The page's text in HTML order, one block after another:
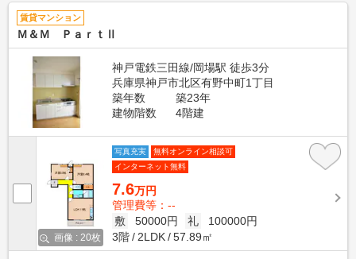
賃貸マンション
Ｍ＆Ｍ ＰａｒｔⅡ
神戸電鉄三田線/岡場駅 徒歩3分
兵庫県神戸市北区有野中町1丁目
築年数
築23年
建物階数
4階建
画像 : 20枚
写真充実
無料オンライン相談可
インターネット無料
7.6万円
管理費等：--
敷
50000円 礼
100000円
3階
2LDK 57.89㎡